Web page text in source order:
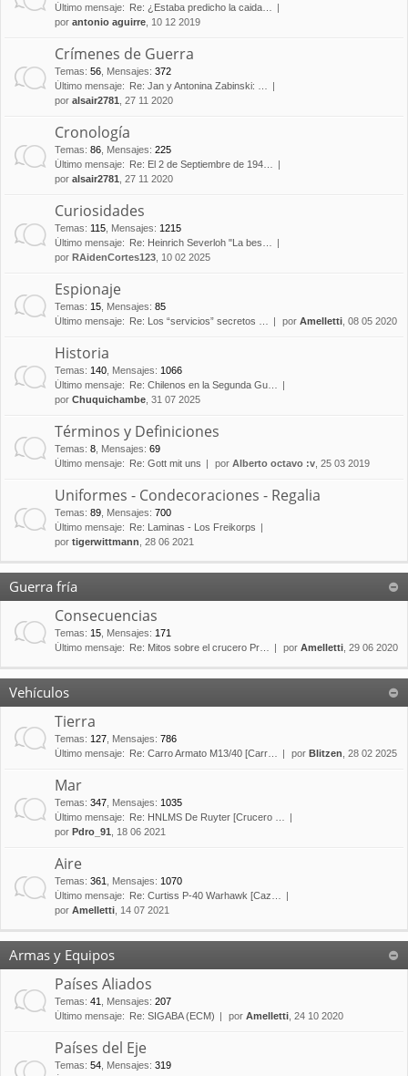
Último mensaje:
Re: ¿Estaba predicho la caida…
por antonio aguirre , 10 12 2019
Crímenes de Guerra
Temas: 56 Mensajes: 372
Último mensaje:
Re: Jan y Antonina Zabinski: …
por alsair2781 , 27 11 2020
Cronología
Temas: 86 Mensajes: 225
Último mensaje:
Re: El 2 de Septiembre de 194…
por alsair2781 , 27 11 2020
Curiosidades
Temas: 115 Mensajes: 1215
Último mensaje:
Re: Heinrich Severloh "La bes…
por RAidenCortes123 , 10 02 2025
Espionaje
Temas: 15 Mensajes: 85
Último mensaje:
Re: Los “servicios” secretos … por Amelletti , 08 05 2020
Historia
Temas: 140 Mensajes: 1066
Último mensaje:
Re: Chilenos en la Segunda Gu…
por Chuquichambe , 31 07 2025
Términos y Definiciones
Temas: 8 Mensajes: 69
Último mensaje:
Re: Gott mit uns por Alberto octavo :v , 25 03 2019
Uniformes - Condecoraciones - Regalia
Temas: 89 Mensajes: 700
Último mensaje:
Re: Laminas - Los Freikorps
por tigerwittmann , 28 06 2021
Guerra fría
Consecuencias
Temas: 15 Mensajes: 171
Último mensaje:
Re: Mitos sobre el crucero Pr… por Amelletti , 29 06 2020
Vehículos
Tierra
Temas: 127 Mensajes: 786
Último mensaje:
Re: Carro Armato M13/40 [Carr… por Blitzen , 28 02 2025
Mar
Temas: 347 Mensajes: 1035
Último mensaje:
Re: HNLMS De Ruyter [Crucero …
por Pdro_91 , 18 06 2021
Aire
Temas: 361 Mensajes: 1070
Último mensaje:
Re: Curtiss P-40 Warhawk [Caz…
por Amelletti , 14 07 2021
Armas y Equipos
Países Aliados
Temas: 41 Mensajes: 207
Último mensaje:
Re: SIGABA (ECM) por Amelletti , 24 10 2020
Países del Eje
Temas: 54 Mensajes: 319